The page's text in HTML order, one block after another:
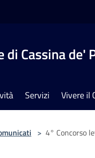
di Cassina de'
Servizi Vivere il
> 4° Concorso